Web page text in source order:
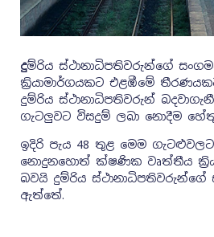
දුම්රිය ස්ථානාධිපතිවරුන්ගේ
ක්‍රියාමාර්ගයකට එළඹීමේ
දුම්රිය ස්ථානාධිපතිවරුන්
ගැටලුවට විසදුම් ලබා නොදීම
ඉදිරි පැය 48 තුළ මෙම
නොදුනහොත් ක්ෂණික වෘත්තීය
බවයි දුම්රිය ස්ථානාධිපතිවරුන්ගේ
ඇත්තේ.